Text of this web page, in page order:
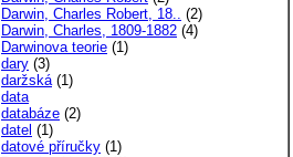
Darwin, Charles Robert, 18.. (2)
Darwin, Charles, 1809-1882 (4)
Darwinova teorie (1)
dary (3)
daržská(1)
data
databáze (2)
datel (1)
datové příručky (1)